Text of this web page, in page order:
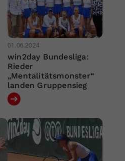
01.06.2024
win2day Bundesliga:
Rieder
„Mentalitätsmonster“
landen Gruppensieg